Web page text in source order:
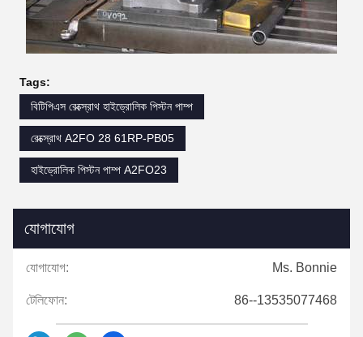
Tags:
বিটিপিএস রেক্স্রোথ হাইড্রোলিক পিস্টন পাম্প
রেক্স্রোথ A2FO 28 61RP-PB05
হাইড্রোলিক পিস্টন পাম্প A2FO23
যোগাযোগ
যোগাযোগ: Ms. Bonnie
টেলিফোন: 86--13535077468